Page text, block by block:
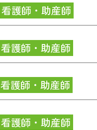
看護師・助産師
看護師・助産師
看護師・助産師
看護師・助産師